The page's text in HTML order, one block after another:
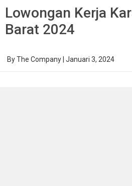
Lowongan Kerja
Barat 2024
ByThe Company Januari 3, 2024